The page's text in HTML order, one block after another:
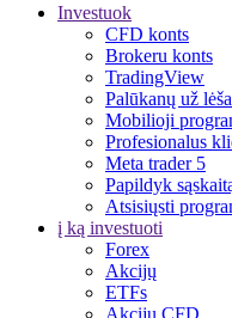
Investuok
CFD konts
Brokeru konts
TradingView
Palūkanų už
Mobilioji
Profesionalus
Meta trader 5
Papildyk
Atsisiųsti
į ką investuoti
Forex
Akcijų
ETFs
Akcijų CFD